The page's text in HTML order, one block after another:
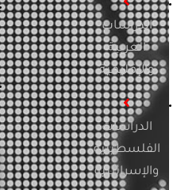
الدراسات
العربية
والإقليمية
الدراسات
الفلسطينية
والإسرائيلية